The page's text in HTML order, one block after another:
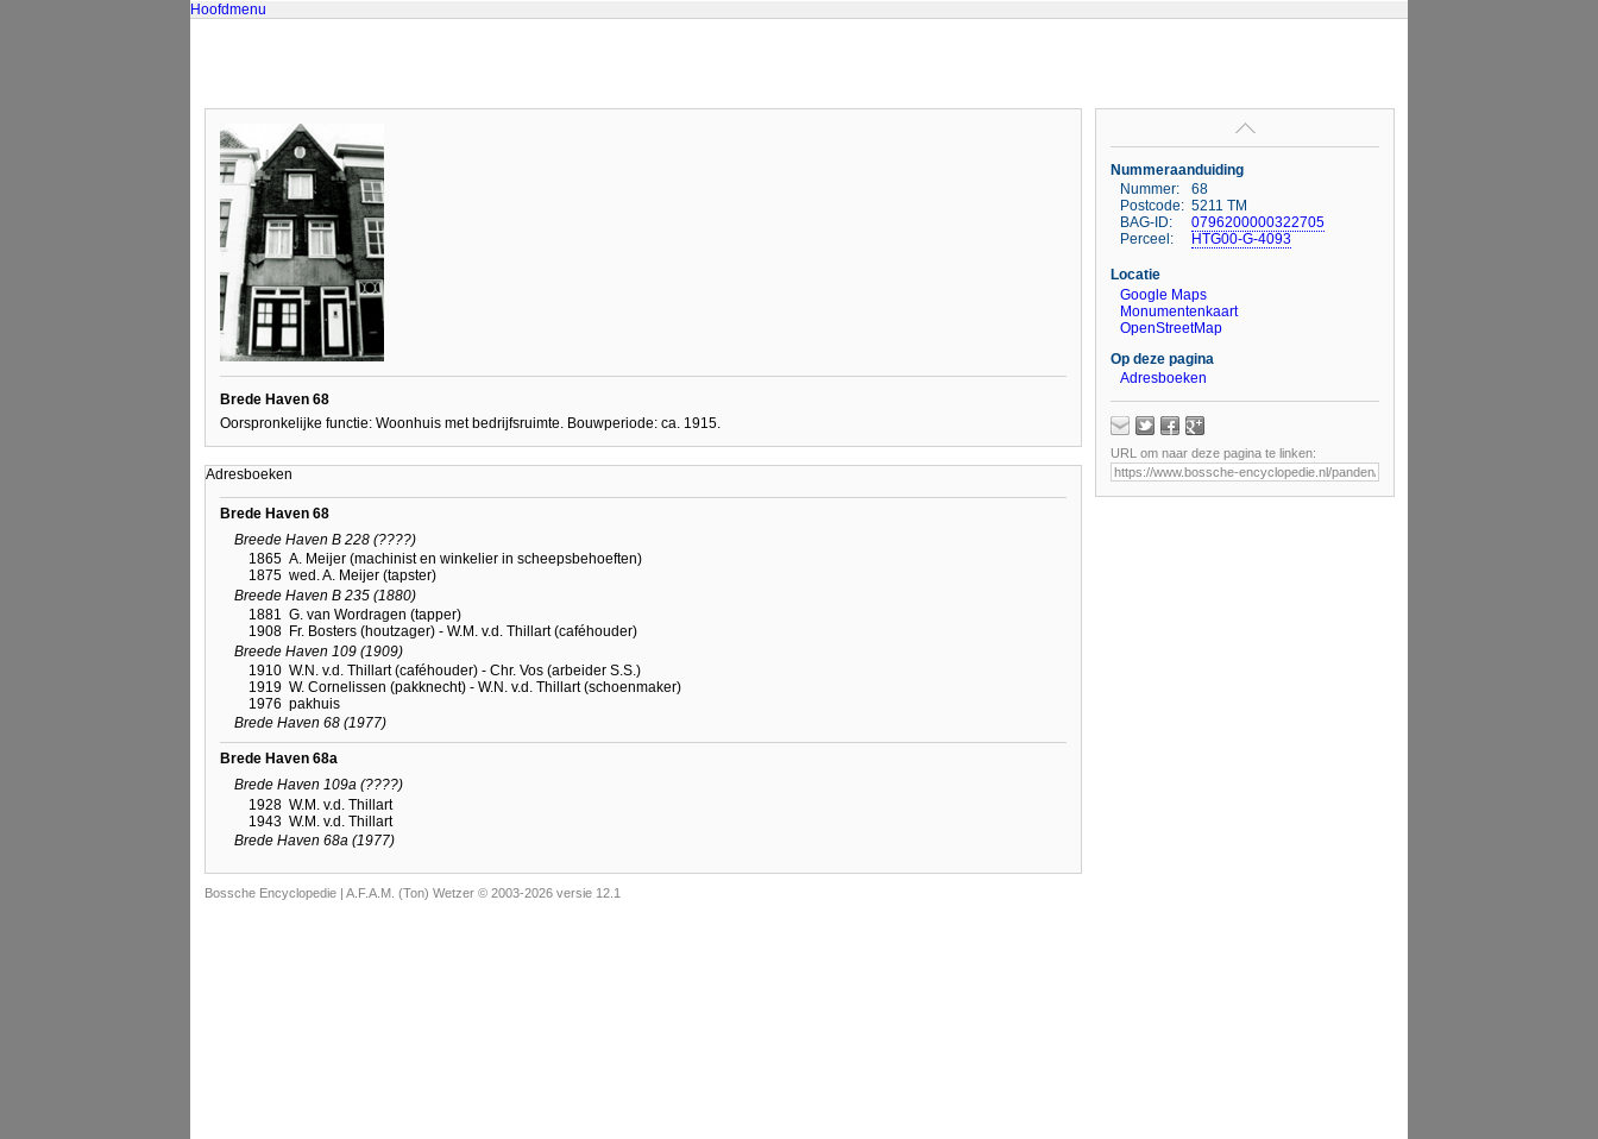
Hoofdmenu
Brede Haven 68
Oorspronkelijke functie: Woonhuis met bedrijfsruimte. Bouwperiode: ca. 1915.
Adresboeken
Brede Haven 68
Breede Haven B 228 (????)
1865 A. Meijer (machinist en winkelier in scheepsbehoeften)
1875 wed. A. Meijer (tapster)
Breede Haven B 235 (1880)
1881 G. van Wordragen (tapper)
1908 Fr. Bosters (houtzager) - W.M. v.d. Thillart (caféhouder)
Breede Haven 109 (1909)
1910 W.N. v.d. Thillart (caféhouder) - Chr. Vos (arbeider S.S.)
1919 W. Cornelissen (pakknecht) - W.N. v.d. Thillart (schoenmaker)
1976 pakhuis
Brede Haven 68 (1977)
Brede Haven 68a
Brede Haven 109a (????)
1928 W.M. v.d. Thillart
1943 W.M. v.d. Thillart
Brede Haven 68a (1977)
Nummeraanduiding
Nummer:
68
Postcode: 5211 TM
BAG-ID:
0796200000322705
Perceel:
HTG00-G-4093
Locatie
Google Maps
Monumentenkaart
OpenStreetMap
Op deze pagina
Adresboeken
URL om naar deze pagina te linken:
Bossche Encyclopedie | A.F.A.M. (Ton) Wetzer © 2003-2026 versie 12.1